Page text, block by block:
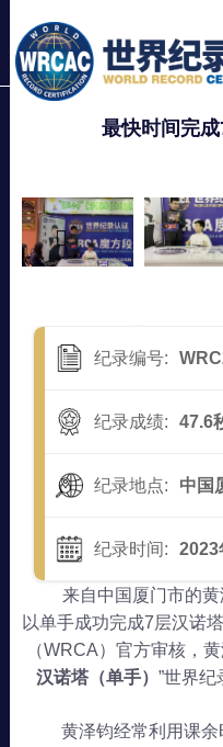
最快时间完成
纪录编号:
纪录成绩: 47.6
纪录地点: 中国
纪录时间: 2023
来自中国厦门市的
以单手成功完成7层汉诺
（WRCA）官方审核，
汉诺塔（单手） ”世界纪
黄泽钧经常利用课